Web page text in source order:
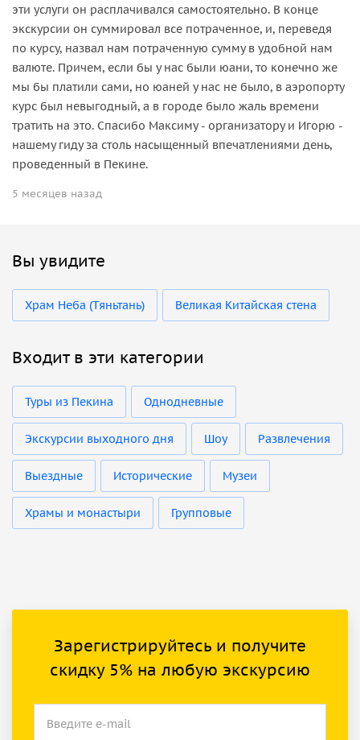
эти услуги он расплачивался самостоятельно. В конце
экскурсии он суммировал все потраченное, и, переведя
по курсу, назвал нам потраченную сумму в удобной нам
валюте. Причем, если бы у нас были юани, то конечно же
мы бы платили сами, но юаней у нас не было, в аэропорту
курс был невыгодный, а в городе было жаль времени
тратить на это. Спасибо Максиму - организатору и Игорю -
нашему гиду за столь насыщенный впечатлениями день,
проведенный в Пекине.
5 месяцев назад
Вы увидите
Храм Неба (Тяньтань) Великая Китайская стена
Входит в эти категории
Туры из Пекина Однодневные
Экскурсии выходного дня Шоу Развлечения
Выездные Исторические Музеи
Храмы и монастыри Групповые
Зарегистрируйтесь и получите
скидку 5% на любую экскурсию